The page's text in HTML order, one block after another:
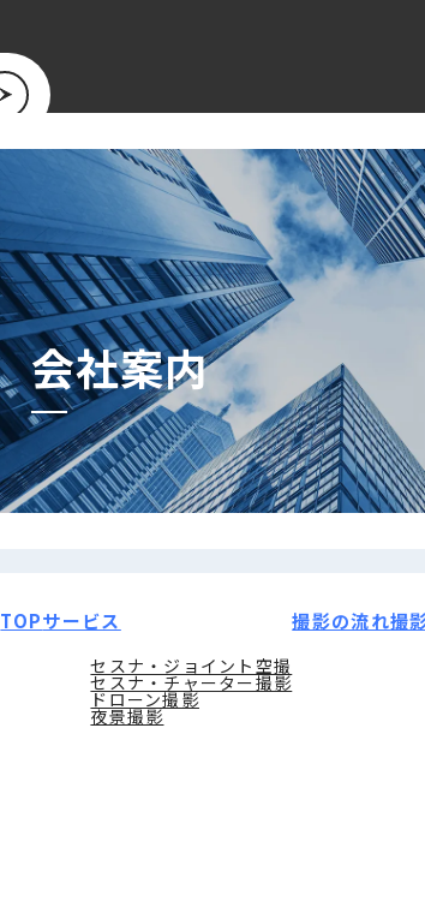
会社案内
TOPサービス
セスナ・ジョイント空撮
セスナ・チャーター撮影
ドローン撮影
夜景撮影
撮影の流れ撮